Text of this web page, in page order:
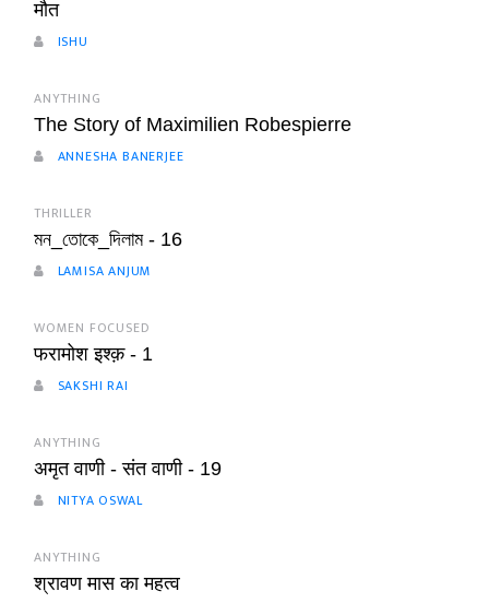
मौत
ISHU
ANYTHING
The Story of Maximilien Robespierre
ANNESHA BANERJEE
THRILLER
মন_তোকে_দিলাম - 16
LAMISA ANJUM
WOMEN FOCUSED
फरामोश इश्क़ - 1
SAKSHI RAI
ANYTHING
अमृत वाणी - संत वाणी - 19
NITYA OSWAL
ANYTHING
श्रावण मास का महत्व